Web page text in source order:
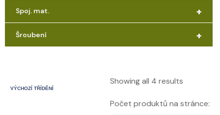
+
Spoj. mat.
+
Šroubení
Showing all 4 results
Počet produktů na stránce: